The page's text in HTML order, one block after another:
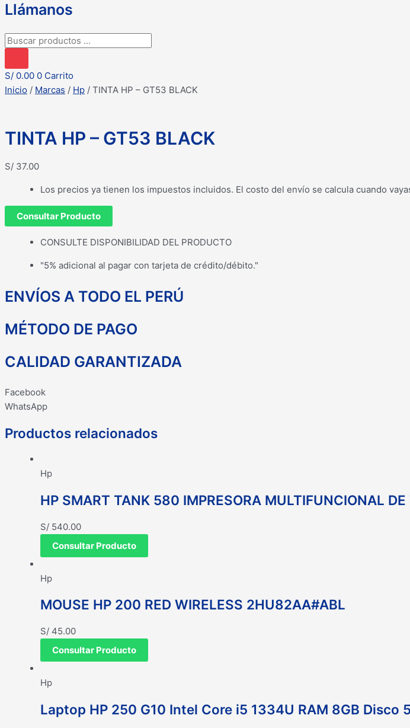
Llámanos
Búsqueda
productos
S/ 0.00 0 Carrito
Inicio / Marcas / Hp / TINTA HP – GT53 BLACK
TINTA HP – GT53 BLACK
S/ 37.00
Los precios ya tienen los impuestos incluidos. El costo del envío se calcula cuando
Consultar Producto
CONSULTE DISPONIBILIDAD DEL PRODUCTO
"5% adicional al pagar con tarjeta de crédito/débito."
ENVÍOS A TODO EL PERÚ
MÉTODO DE PAGO
CALIDAD GARANTIZADA
Facebook
WhatsApp
Productos relacionados
Hp
HP SMART TANK 580 IMPRESORA MULTIFUNCIONAL
S/ 540.00
Consultar Producto
Hp
MOUSE HP 200 RED WIRELESS 2HU82AA#ABL
S/ 45.00
Consultar Producto
Hp
Laptop HP 250 G10 Intel Core i5 1334U RAM 8GB Disco